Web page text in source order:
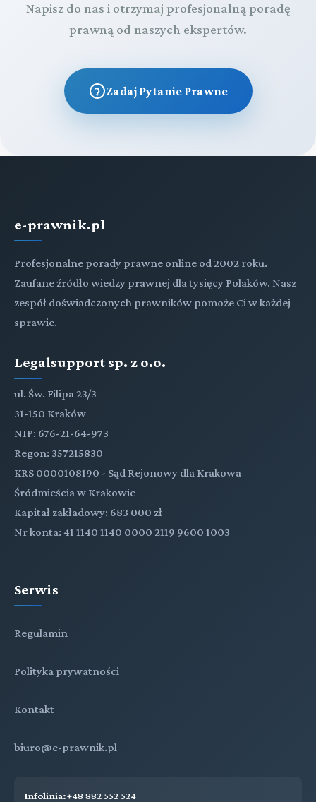
Napisz do nas i otrzymaj profesjonalną poradę
prawną od naszych ekspertów.
Zadaj Pytanie Prawne
e-prawnik.pl
Profesjonalne porady prawne online od 2002 roku.
Zaufane źródło wiedzy prawnej dla tysięcy Polaków. Nasz
zespół doświadczonych prawników pomoże Ci w każdej
sprawie.
Legalsupport sp. z o.o.
ul. Św. Filipa 23/3
31-150 Kraków
NIP: 676-21-64-973
Regon: 357215830
KRS 0000108190 - Sąd Rejonowy dla Krakowa
Śródmieścia w Krakowie
Kapitał zakładowy: 683 000 zł
Nr konta: 41 1140 1140 0000 2119 9600 1003
Serwis
Regulamin
Polityka prywatności
Kontakt
biuro@e-prawnik.pl
Infolinia:+48 882 552 524